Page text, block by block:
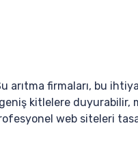
firmaları, bu
kitlelere duyurabilir,
web siteleri